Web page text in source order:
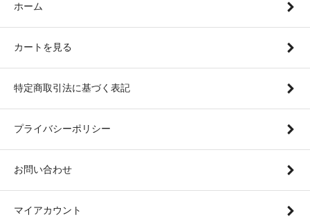
ホーム
カートを見る
特定商取引法に基づく表記
プライバシーポリシー
お問い合わせ
マイアカウント